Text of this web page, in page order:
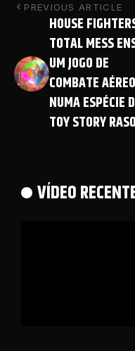
PREVIOUS ARTICLE
HOUSE
TOTAL MESS
UM JOGO DE
COMBATE AÉREO
NUMA ESPÉCIE
TOY STORY RASO
VÍDEO